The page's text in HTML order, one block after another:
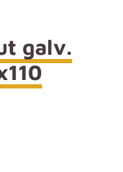
galv.